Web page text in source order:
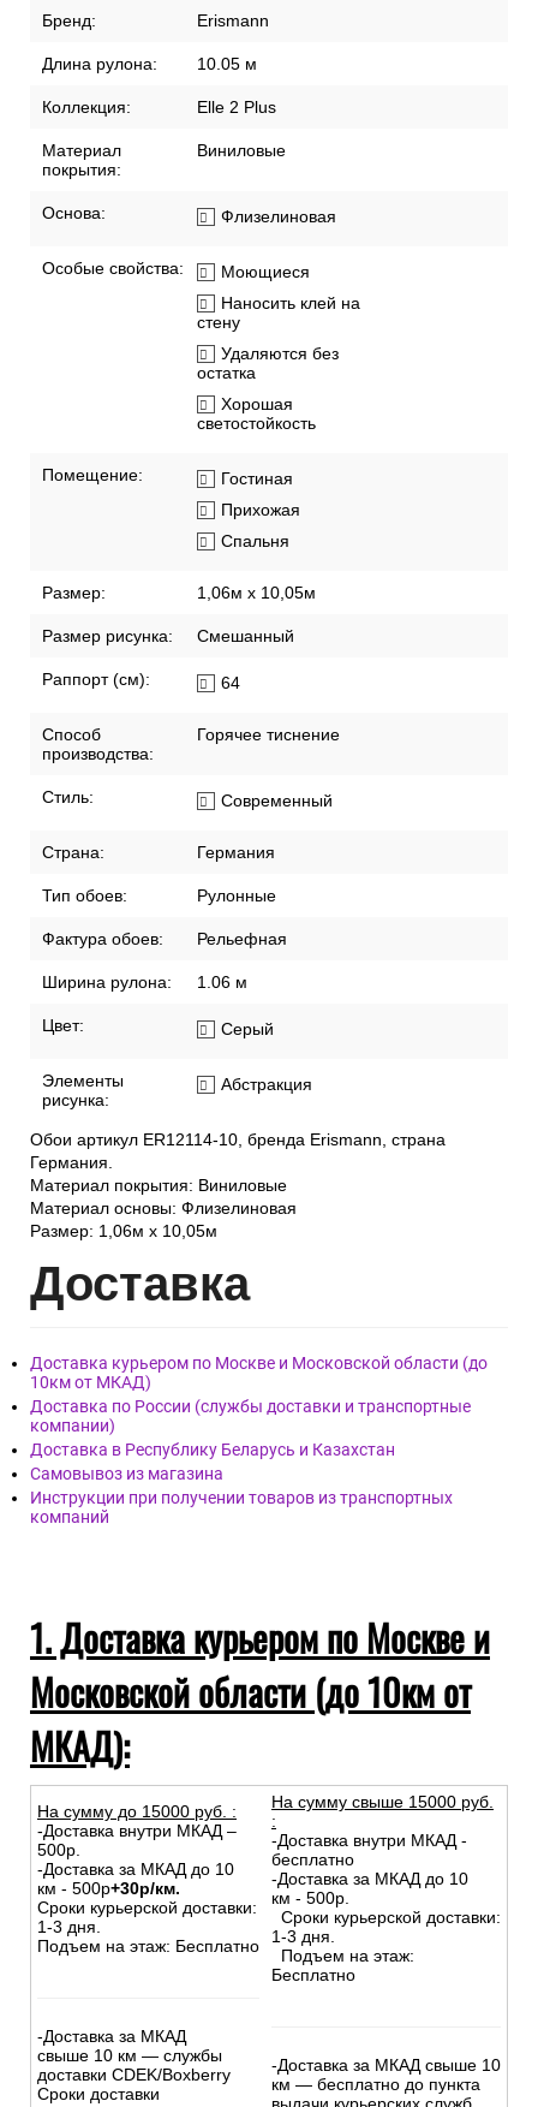
Бренд: Erismann
Длина рулона: 10.05 м
Коллекция: Elle 2 Plus
Материал
покрытия:
Виниловые
Основа: Флизелиновая
Особые свойства:
Моющиеся
Наносить клей на
стену
Удаляются без
остатка
Хорошая
светостойкость
Помещение:
Гостиная
Прихожая
Спальня
Размер: 1,06м х 10,05м
Размер рисунка: Смешанный
Раппорт (см): 64
Способ
производства:
Горячее тиснение
Стиль: Современный
Страна: Германия
Тип обоев: Рулонные
Фактура обоев: Рельефная
Ширина рулона: 1.06 м
Цвет: Серый
Элементы
рисунка:
Абстракция
Обои артикул ER12114-10, бренда Erismann, страна
Германия.
Материал покрытия: Виниловые
Материал основы: Флизелиновая
Размер: 1,06м х 10,05м
Доставка
Доставка курьером по Москве и Московской области (до
10км от МКАД)
Доставка по России (службы доставки и транспортные
компании)
Доставка в Республику Беларусь и Казахстан
Самовывоз из магазина
Инструкции при получении товаров из транспортных
компаний
1. Доставка курьером по Москве и
Московской области (до 10км от
МКАД):
На сумму до 15000 руб. :
-Доставка внутри МКАД –
500р.
-Доставка за МКАД до 10
км - 500р+30р/км.
Сроки курьерской доставки:
1-3 дня.
Подъем на этаж: Бесплатно
-Доставка за МКАД
свыше 10 км — службы
доставки CDEK/Boxberry
Сроки доставки
На сумму свыше 15000 руб.
:
-Доставка внутри МКАД -
бесплатно
-Доставка за МКАД до 10
км - 500р.
Сроки курьерской доставки:
1-3 дня.
Подъем на этаж:
Бесплатно
-Доставка за МКАД свыше 10
км — бесплатно до пункта